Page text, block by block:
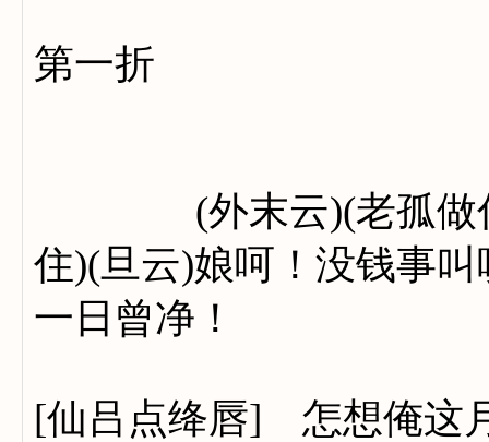
第一折
(外末云)(老孤做住)(
住)(旦云)娘呵！没钱事
一日曾净！
[仙吕点绛唇] 怎想俺这